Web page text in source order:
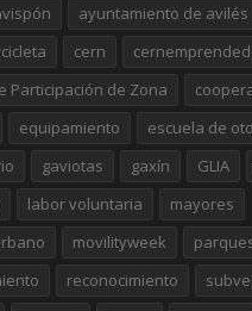
ayuntamiento de avilés
cern
Participación de Zona
equipamiento escuela de
gaviotas gaxín GLIA
labor voluntaria
mayores
movilityweek
reconocimiento